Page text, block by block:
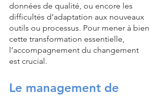
données de qualité, ou encore les
difficultés d’adaptation aux nouveaux
outils ou processus. Pour mener à bien
cette transformation essentielle,
l’accompagnement du changement
est crucial.
Le management de